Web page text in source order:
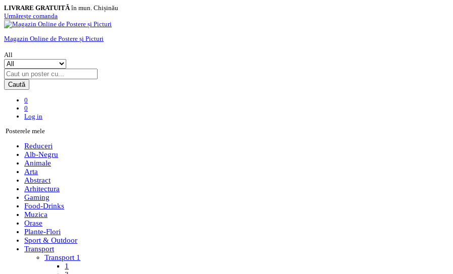
LIVRARE GRATUITĂîn mun. Chișinău
Urmărește comanda
Magazin Online de Postere și Picturi
All
Caută
0
0
Log in
Posterele mele
Reduceri
Alb-Negru
Animale
Arta
Abstract
Arhitectura
Gaming
Food-Drinks
Muzica
Orase
Plante-Flori
Sport & Outdoor
Transport
Transport 1
1